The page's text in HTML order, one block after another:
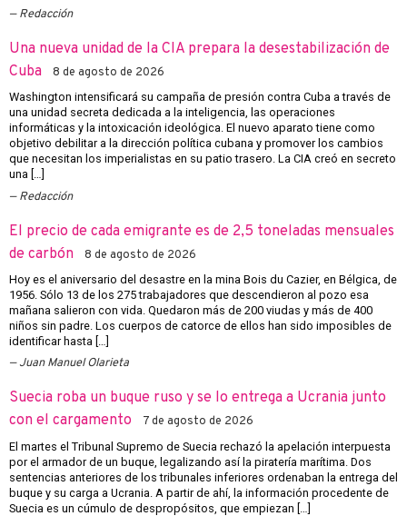
Redacción
Una nueva unidad de la CIA prepara la desestabilización de
Cuba
8 de agosto de 2026
Washington intensificará su campaña de presión contra Cuba a través de
una unidad secreta dedicada a la inteligencia, las operaciones
informáticas y la intoxicación ideológica. El nuevo aparato tiene como
objetivo debilitar a la dirección política cubana y promover los cambios
que necesitan los imperialistas en su patio trasero. La CIA creó en secreto
una […]
Redacción
El precio de cada emigrante es de 2,5 toneladas mensuales
de carbón
8 de agosto de 2026
Hoy es el aniversario del desastre en la mina Bois du Cazier, en Bélgica, de
1956. Sólo 13 de los 275 trabajadores que descendieron al pozo esa
mañana salieron con vida. Quedaron más de 200 viudas y más de 400
niños sin padre. Los cuerpos de catorce de ellos han sido imposibles de
identificar hasta […]
Juan Manuel Olarieta
Suecia roba un buque ruso y se lo entrega a Ucrania junto
con el cargamento
7 de agosto de 2026
El martes el Tribunal Supremo de Suecia rechazó la apelación interpuesta
por el armador de un buque, legalizando así la piratería marítima. Dos
sentencias anteriores de los tribunales inferiores ordenaban la entrega del
buque y su carga a Ucrania. A partir de ahí, la información procedente de
Suecia es un cúmulo de despropósitos, que empiezan […]